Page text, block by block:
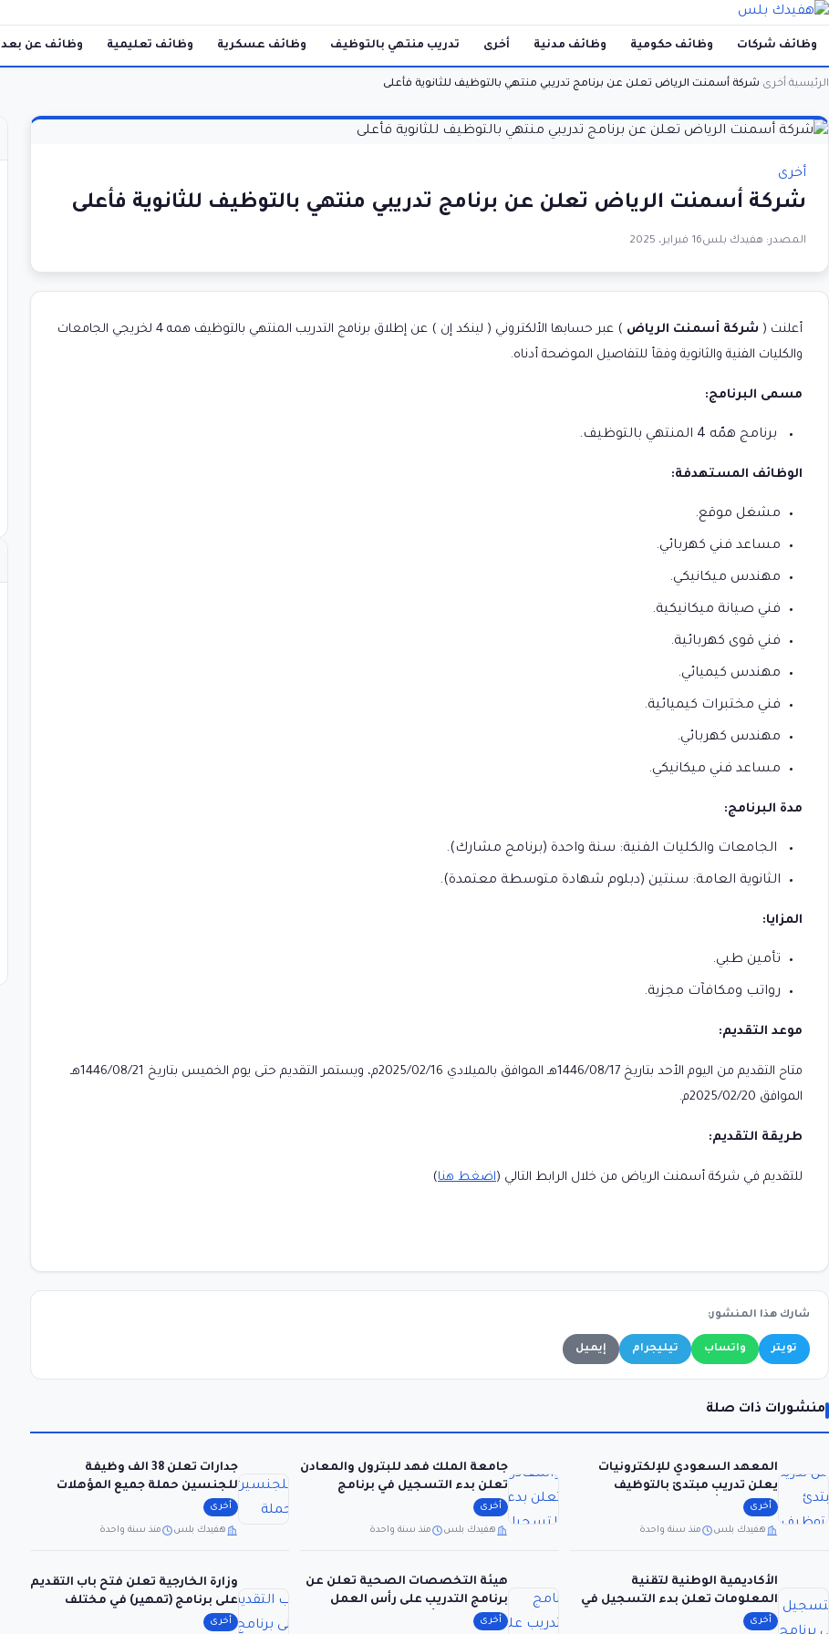
وظائف شركات وظائف حكومية وظائف مدنية أخرى تدريب منتهي بالتوظيف وظائف عسكرية وظائف تعليمية وظائف عن بعد
الرئيسية أخرى شركة أسمنت الرياض تعلن عن برنامج تدريبي منتهي بالتوظيف للثانوية فأعلى
أخرى
شركة أسمنت الرياض تعلن عن برنامج تدريبي منتهي بالتوظيف للثانوية فأعلى
المصدر: هفيدك بلس16 فبراير، 2025
أعلنت ( شركة أسمنت الرياض
) عبر حسابها الألكتروني ( لينكد إن ) عن إطلاق برنامج التدريب المنتهي بالتوظيف همه 4 لخريجي الجامعات
والكليات الفنية والثانوية وفقأ للتفاصيل الموضحة أدناه.
مسمى البرنامج:
برنامج همّه 4 المنتهي بالتوظيف.
الوظائف المستهدفة:
مشغل موقع.
مساعد فني كهربائي.
مهندس ميكانيكي.
فني صيانة ميكانيكية.
فني قوى كهربائية.
مهندس كيميائي.
فني مختبرات كيميائية.
مهندس كهربائي.
مساعد فني ميكانيكي.
مدة البرنامج:
الجامعات والكليات الفنية: سنة واحدة (برنامج مشارك).
الثانوية العامة: سنتين (دبلوم شهادة متوسطة معتمدة).
المزايا:
تأمين طبي.
رواتب ومكافآت مجزية.
موعد التقديم:
متاح التقديم من اليوم الأحد بتاريخ 1446/08/17هـ الموافق بالميلادي 2025/02/16م، ويستمر التقديم حتى يوم الخميس بتاريخ 1446/08/21هـ
الموافق 2025/02/20م.
طريقة التقديم:
للتقديم في شركة أسمنت الرياض من خلال الرابط التالي (اضغط هنا)
شارك هذا المنشور:
تويتر واتساب تيليجرام إيميل
منشورات ذات صلة
المعهد السعودي للإلكترونيات
يعلن تدريب مبتدئ بالتوظيف
(الثانوية) بأسمنت الرياض
أخرى
هفيدك بلس منذ سنة واحدة
جامعة الملك فهد للبترول والمعادن
تعلن بدء التسجيل في برنامج
ماجستير (MX)
أخرى
هفيدك بلس منذ سنة واحدة
جدارات تعلن 38 الف وظيفة
للجنسين حملة جميع المؤهلات
بمختلف المناطق
أخرى
هفيدك بلس منذ سنة واحدة
الأكاديمية الوطنية لتقنية
المعلومات تعلن بدء التسجيل في
برنامج الدبلوم المبتدئ بالتوظيف
أخرى
هيئة التخصصات الصحية تعلن عن
برنامج التدريب على رأس العمل
بالتعاون مع أكاديمية طويق
أخرى
وزارة الخارجية تعلن فتح باب التقديم
على برنامج (تمهير) في مختلف
التخصصات
أخرى